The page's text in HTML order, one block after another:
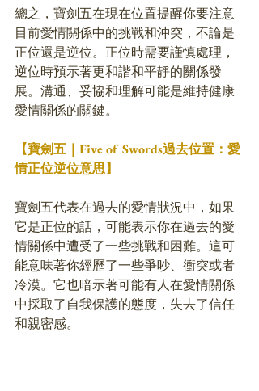
總之，寶劍五在現在位置提醒你要注意
目前愛情關係中的挑戰和沖突，不論是
正位還是逆位。正位時需要謹慎處理，
逆位時預示著更和諧和平靜的關係發
展。溝通、妥協和理解可能是維持健康
愛情關係的關鍵。
【寶劍五｜Five of Swords過去位置：愛
情正位逆位意思】
寶劍五代表在過去的愛情狀況中，如果
它是正位的話，可能表示你在過去的愛
情關係中遭受了一些挑戰和困難。這可
能意味著你經歷了一些爭吵、衝突或者
冷漠。它也暗示著可能有人在愛情關係
中採取了自我保護的態度，失去了信任
和親密感。